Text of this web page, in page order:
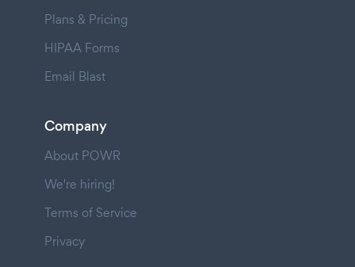
Plans & Pricing
HIPAA Forms
Email Blast
Company
About POWR
We're hiring!
Terms of Service
Privacy